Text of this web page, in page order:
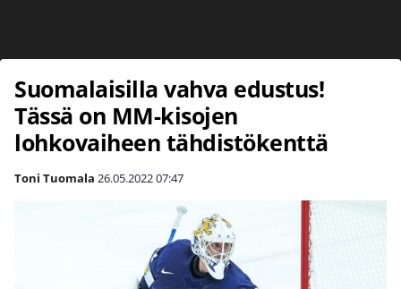
Suomalaisilla vahva edustus!
Tässä on MM-kisojen
lohkovaiheen tähdistökenttä
Toni Tuomala 26.05.202207:47